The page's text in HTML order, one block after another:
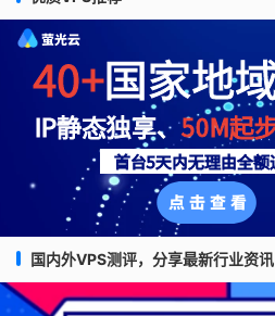
国内外VPS测评，分享最新行业资讯